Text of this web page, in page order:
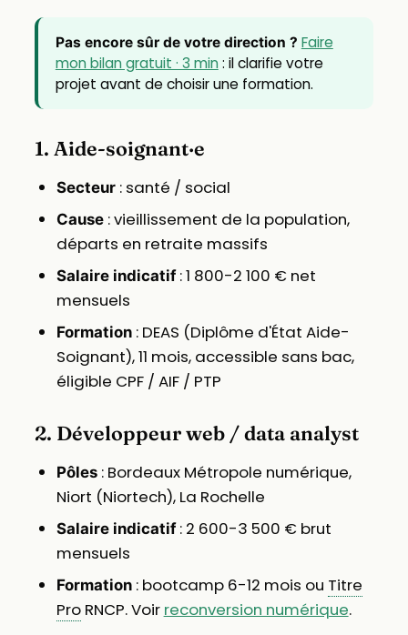
Pas encore sûr de votre direction ? Faire
mon bilan gratuit · 3 min: il clarifie votre
projet avant de choisir une formation.
1. Aide-soignant·e
Secteur: santé / social
Cause: vieillissement de la population,
départs en retraite massifs
Salaire indicatif: 1 800-2 100 € net
mensuels
Formation: DEAS (Diplôme d'État Aide-
Soignant), 11 mois, accessible sans bac,
éligible CPF / AIF / PTP
2. Développeur web / data analyst
Pôles: Bordeaux Métropole numérique,
Niort (Niortech), La Rochelle
Salaire indicatif: 2 600-3 500 € brut
mensuels
Formation: bootcamp 6-12 mois ou Titre
ProRNCP. Voir reconversion numérique.